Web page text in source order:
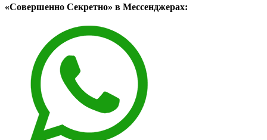
«Совершенно Секретно» в Мессенджерах: